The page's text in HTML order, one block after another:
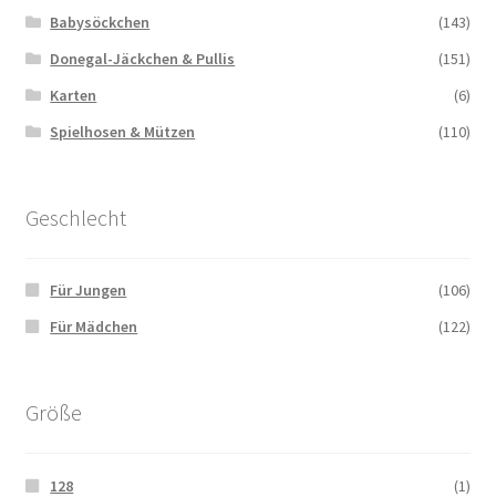
Babysöckchen
(143)
Donegal-Jäckchen & Pullis
(151)
Karten
(6)
Spielhosen & Mützen
(110)
Geschlecht
Für Jungen
(106)
Für Mädchen
(122)
Größe
128
(1)